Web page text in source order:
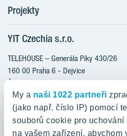
My a naši 1022 partneři
(jako např. číslo IP) pomocí
souborů cookie pro
na vašem zařízení, abychom
Postup koupě
Klientské změny
Aktuality
Blog
Kariéra
O nás
YIT PLUS
Projekty
RANTA Barrandov III
RANTA Barrandov IV
TOIVO Roztyly II
KALEVALA
VIRTA Kladno
YIT Czechia s.r.o.
TELEHOUSE – Generála Píky 430/26
160 00 Praha 6 - Dejvice
Česká republika
800 200 666
domov@yit.cz